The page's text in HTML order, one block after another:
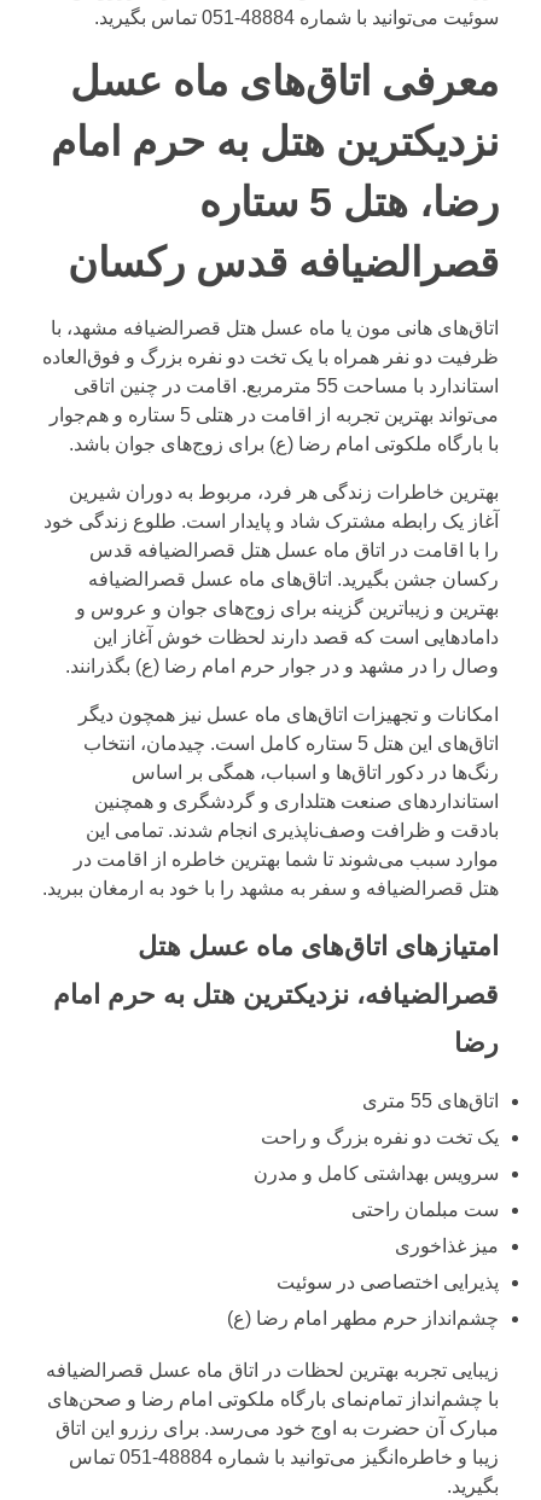
سوئیت می‌توانید با شماره 48884-051 تماس بگیرید.
معرفی اتاق‌های ماه عسل
نزدیکترین هتل به حرم امام
رضا، هتل 5 ستاره
قصرالضیافه قدس رکسان
اتاق‌های هانی مون یا ماه عسل هتل قصرالضیافه مشهد، با
ظرفیت دو نفر همراه با یک تخت دو نفره بزرگ و فوق‌العاده
استاندارد با مساحت 55 مترمربع. اقامت در چنین اتاقی
می‌تواند بهترین تجربه از اقامت در هتلی 5 ستاره و هم‌جوار
با بارگاه ملکوتی امام رضا (ع) برای زوج‌های جوان باشد.
بهترین خاطرات زندگی هر فرد، مربوط به دوران شیرین
آغاز یک رابطه مشترک شاد و پایدار است. طلوع زندگی خود
را با اقامت در اتاق ماه عسل هتل قصرالضیافه قدس
رکسان جشن بگیرید. اتاق‌های ماه عسل قصرالضیافه
بهترین و زیباترین گزینه برای زوج‌های جوان و عروس و
دامادهایی است که قصد دارند لحظات خوش آغاز این
وصال را در مشهد و در جوار حرم امام رضا (ع) بگذرانند.
امکانات و تجهیزات اتاق‌های ماه عسل نیز همچون دیگر
اتاق‌های این هتل 5 ستاره کامل است. چیدمان، انتخاب
رنگ‌ها در دکور اتاق‌ها و اسباب، همگی بر اساس
استانداردهای صنعت هتلداری و گردشگری و همچنین
بادقت و ظرافت وصف‌ناپذیری انجام شدند. تمامی این
موارد سبب می‌شوند تا شما بهترین خاطره از اقامت در
هتل قصرالضیافه و سفر به مشهد را با خود به ارمغان ببرید.
امتیازهای اتاق‌های ماه عسل هتل
قصرالضیافه، نزدیکترین هتل به حرم امام
رضا
اتاق‌های 55 متری
یک تخت دو نفره بزرگ و راحت
سرویس بهداشتی کامل و مدرن
ست مبلمان راحتی
میز غذاخوری
پذیرایی اختصاصی در سوئیت
چشم‌انداز حرم مطهر امام رضا (ع)
زیبایی تجربه بهترین لحظات در اتاق ماه عسل قصرالضیافه
با چشم‌انداز تمام‌نمای بارگاه ملکوتی امام رضا و صحن‌های
مبارک آن حضرت به اوج خود می‌رسد. برای رزرو این اتاق
زیبا و خاطره‌انگیز می‌توانید با شماره 48884-051
تماس
بگیرید.